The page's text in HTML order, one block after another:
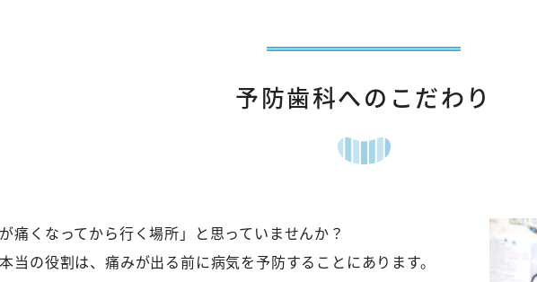
予防歯科へのこだわり
痛くなってから行く場所」と思っていませんか？
当の役割は、痛みが出る前に病気を予防することにあります。